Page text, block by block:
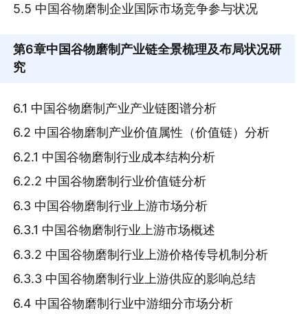
5.5 中国谷物磨制企业国际市场竞争参与状况
第6章中国谷物磨制产业链全景梳理及布局状况研
究
6.1 中国谷物磨制产业产业链图谱分析
6.2 中国谷物磨制产业价值属性（价值链）分析
6.2.1 中国谷物磨制行业成本结构分析
6.2.2 中国谷物磨制行业价值链分析
6.3 中国谷物磨制行业上游市场分析
6.3.1 中国谷物磨制行业上游市场概述
6.3.2 中国谷物磨制行业上游价格传导机制分析
6.3.3 中国谷物磨制行业上游供应的影响总结
6.4 中国谷物磨制行业中游细分市场分析